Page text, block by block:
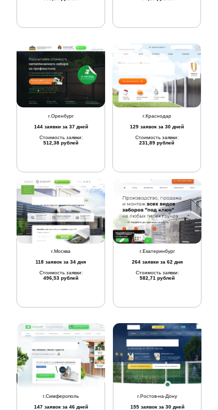
г.Оренбург
144 заявки за 37 дней
Стоимость заявки:
512,38 рублей
г.Краснодар
129 заявок за 30 дней
Стоимость заявки:
231,89 рублей
г.Москва
118 заявок за 34 дня
Стоимость заявки:
496,53 рублей
г.Симферополь
147 заявок за 46 дней
г.Екатеринбург
264 заявки за 62 дня
Стоимость заявки:
582,71 рублей
г.Ростов-на-Дону
155 заявок за 30 дней